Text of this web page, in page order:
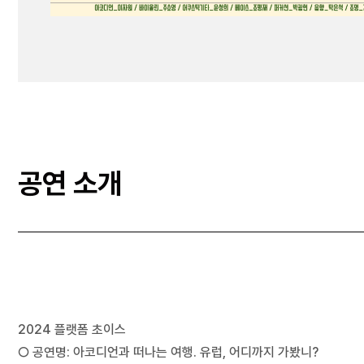
공연 소개
2024 플랫폼 초이스
○ 공연명: 아코디언과 떠나는 여행. 유럽, 어디까지 가봤니?